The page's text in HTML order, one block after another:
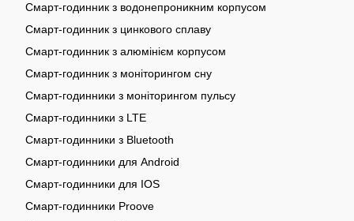
Смарт-годинник з водонепроникним корпусом
Смарт-годинник з цинкового сплаву
Смарт-годинник з алюмінієм корпусом
Смарт-годинник з моніторингом сну
Смарт-годинники з моніторингом пульсу
Смарт-годинники з LTE
Смарт-годинники з Bluetooth
Смарт-годинники для Android
Смарт-годинники для IOS
Смарт-годинники Proove